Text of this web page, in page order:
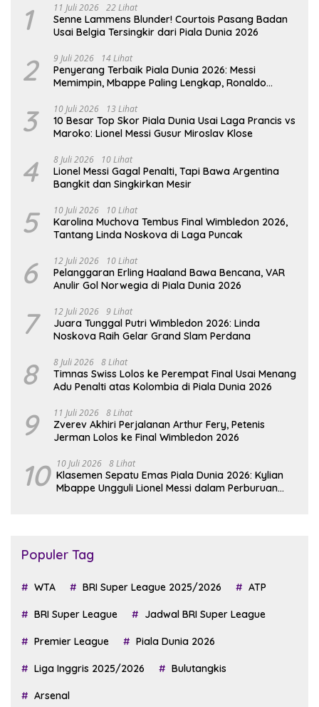
1 11 Juli 2026 22 Lihat
Senne Lammens Blunder! Courtois Pasang Badan
Usai Belgia Tersingkir dari Piala Dunia 2026
2 9 Juli 2026 14 Lihat
Penyerang Terbaik Piala Dunia 2026: Messi
Memimpin, Mbappe Paling Lengkap, Ronaldo
3 10 Juli 2026 13 Lihat
10 Besar Top Skor Piala Dunia Usai Laga Prancis vs
Maroko: Lionel Messi Gusur Miroslav Klose
4 8 Juli 2026 10 Lihat
Lionel Messi Gagal Penalti, Tapi Bawa Argentina
Bangkit dan Singkirkan Mesir
5 10 Juli 2026 10 Lihat
Karolina Muchova Tembus Final Wimbledon 2026,
Tantang Linda Noskova di Laga Puncak
6 12 Juli 2026 10 Lihat
Pelanggaran Erling Haaland Bawa Bencana, VAR
Anulir Gol Norwegia di Piala Dunia 2026
7 12 Juli 2026 9 Lihat
Juara Tunggal Putri Wimbledon 2026: Linda
Noskova Raih Gelar Grand Slam Perdana
8 8 Juli 2026 8 Lihat
Timnas Swiss Lolos ke Perempat Final Usai Menang
Adu Penalti atas Kolombia di Piala Dunia 2026
9 11 Juli 2026 8 Lihat
Zverev Akhiri Perjalanan Arthur Fery, Petenis
Jerman Lolos ke Final Wimbledon 2026
10 10 Juli 2026 8 Lihat
Klasemen Sepatu Emas Piala Dunia 2026: Kylian
Mbappe Ungguli Lionel Messi dalam Perburuan
Populer Tag
WTA BRI Super League 2025/2026 ATP
BRI Super League Jadwal BRI Super League
Premier League Piala Dunia 2026
Liga Inggris 2025/2026 Bulutangkis
Arsenal